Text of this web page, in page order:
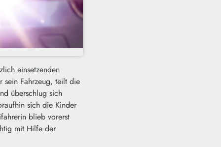
einsetzenden
sein Fahrzeug, teilt die
überschlug sich
sich die Kinder
blieb vorerst
mit Hilfe der